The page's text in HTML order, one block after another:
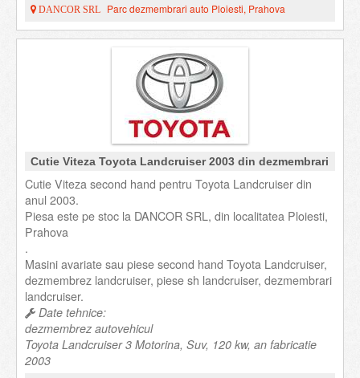
DANCOR SRL Parc dezmembrari auto Ploiesti, Prahova
Cutie Viteza Toyota Landcruiser 2003 din dezmembrari
Cutie Viteza second hand pentru Toyota Landcruiser din
anul 2003.
Piesa este pe stoc la DANCOR SRL, din localitatea Ploiesti,
Prahova
.
Masini avariate sau piese second hand Toyota Landcruiser,
dezmembrez landcruiser, piese sh landcruiser, dezmembrari
landcruiser.
Date tehnice:
dezmembrez autovehicul
Toyota Landcruiser 3 Motorina, Suv, 120 kw, an fabricatie
2003